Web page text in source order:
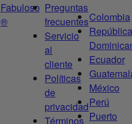
Fabuloso
®
Preguntas
frecuentes
Servicio
al
cliente
Políticas
de
privacidad
Términos
Colombia
República
Ecuador
México
Perú
Puerto